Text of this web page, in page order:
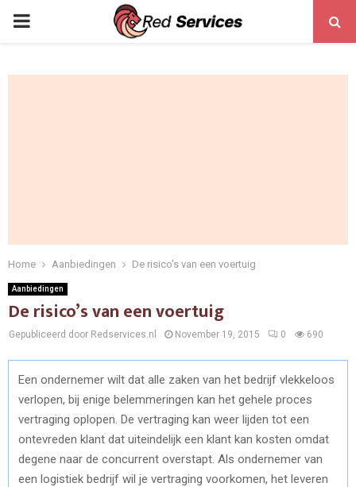
PRIMARY
Home Aanbiedingen De risico’s van een voertuig
Aanbiedingen
De risico’s van een voertuig
Gepubliceerd door Redservices.nl November 19, 2015 0 690
Een ondernemer wilt dat alle zaken van het bedrijf vlekkeloos
verlopen, bij enige belemmeringen kan het gehele proces
vertraging oplopen. De vertraging kan weer lijden tot een
ontevreden klant dat uiteindelijk een klant kan kosten omdat
degene naar de concurrent overstapt. Als ondernemer van
een logistiek bedrijf wil je vertraging voorkomen, het leveren